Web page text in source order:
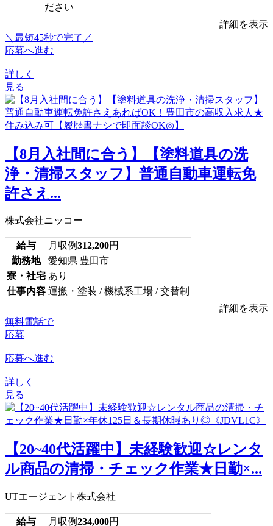
ださい
詳細を表示
＼最短45秒で完了／
応募へ進む
詳しく
見る
【8月入社間に合う】【塗料道具の洗
浄・清掃スタッフ】普通自動車運転免
許さえ...
株式会社ニッコー
給与 月収例312,200円
勤務地
愛知県 豊田市
寮・社宅 あり
仕事内容 運搬・塗装 / 機械系工場 / 交替制
詳細を表示
無料電話で
応募
応募へ進む
詳しく
見る
【20~40代活躍中】未経験歓迎☆レンタ
ル商品の清掃・チェック作業★日勤×...
UTエージェント株式会社
給与 月収例234,000円